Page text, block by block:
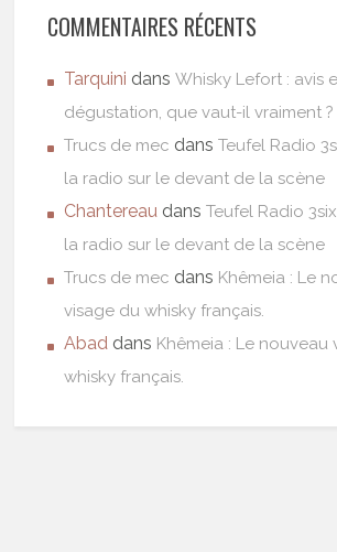
COMMENTAIRES RÉCENTS
Tarquini dansWhisky Lefort : avis
dégustation, que vaut-il vraiment ?
Trucs de mec dansTeufel Radio
la radio sur le devant de la scène
Chantereau dansTeufel Radio
la radio sur le devant de la scène
Trucs de mec dans Khêmeia : Le
visage du whisky français.
Abad dans Khêmeia : Le nouveau
whisky français.